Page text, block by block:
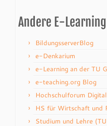
Andere E-
BildungsserverBlog
e-Denkarium
e-Learning an der TU
e-teaching.org Blog
Hochschulforum
HS für Wirtschaft und
Studium und Lehre